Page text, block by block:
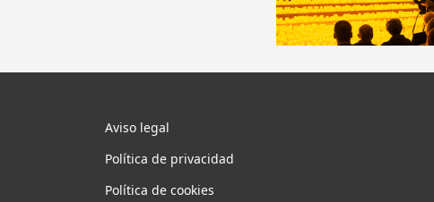
Aviso legal
Política de privacidad
Política de cookies